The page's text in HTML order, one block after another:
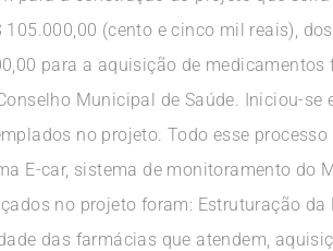
105.000,00 (cento e cinco mil reais),
para a aquisição de
Municipal de Saúde. Iniciou-
no projeto. Todo esse
E-car, sistema de monitoramento do
no projeto foram: Estruturação
das farmácias que atendem,